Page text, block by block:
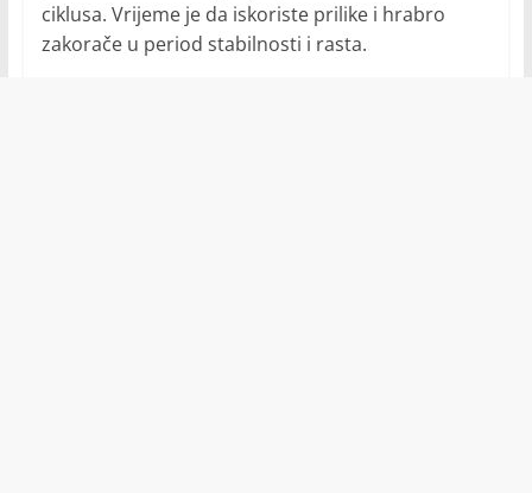
ciklusa. Vrijeme je da iskoriste prilike i hrabro
zakorače u period stabilnosti i rasta.